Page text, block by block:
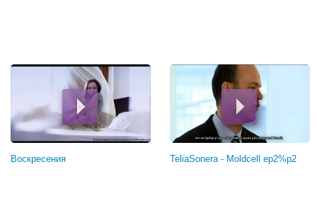
Воскресения TeliaSonera - Moldcell ep2%p2